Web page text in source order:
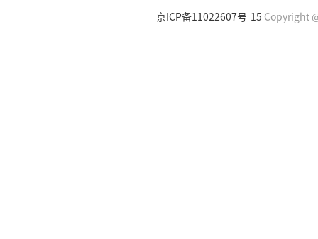
京ICP备11022607号-15 Copyright